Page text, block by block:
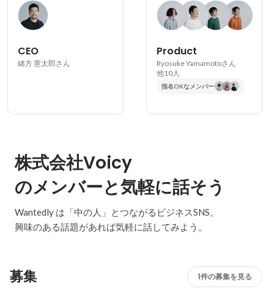
CEO
緒方 憲太郎さん
Product
Ryosuke Yamamotoさん
他10人
指名OKなメンバー
株式会社Voicy
のメンバーと気軽に話そう
Wantedly は「中の人」とつながるビジネスSNS。
興味のある話題があれば気軽に話してみよう。
募集 1件の募集を見る